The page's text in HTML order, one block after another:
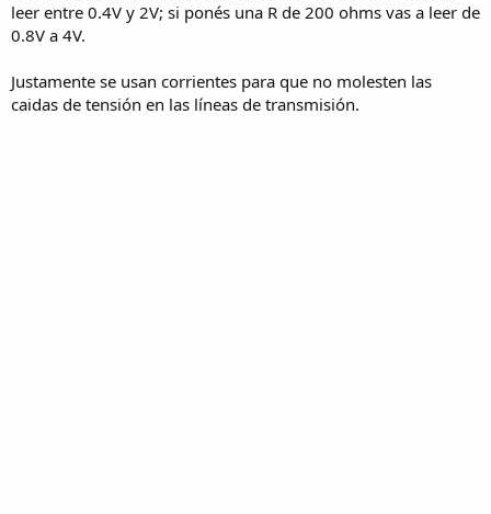
leer entre 0.4V y 2V; si ponés una R de 200 ohms vas a leer de
0.8V a 4V.
Justamente se usan corrientes para que no molesten las
caidas de tensión en las líneas de transmisión.